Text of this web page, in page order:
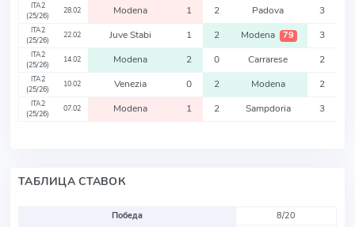
ITA2
(25/26)
28.02 Modena 1 2 Padova 3
ITA2
(25/26)
22.02 Juve Stabi 1 2 Modena 79 3
ITA2
(25/26)
14.02 Modena 2 0 Carrarese 2
ITA2
(25/26)
10.02 Venezia 0 2 Modena 2
ITA2
(25/26)
07.02 Modena 1 2 Sampdoria 3
ТАБЛИЦА СТАВОК
Победа
8/20